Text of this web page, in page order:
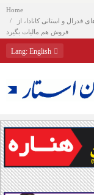
Home
و استانی کانادا، از
فروش هم مالیات بگیرد
Lang: English